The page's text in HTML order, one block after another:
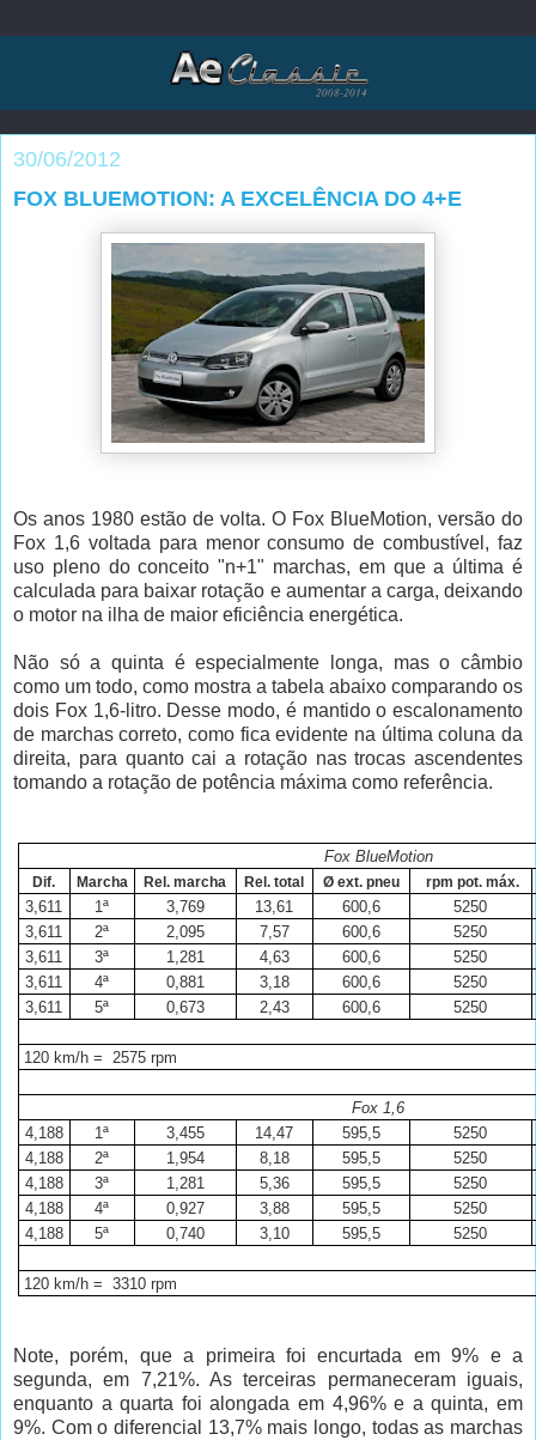
30/06/2012
FOX BLUEMOTION: A EXCELÊNCIA DO 4+E
Os anos 1980 estão de volta. O Fox BlueMotion, versão do
Fox 1,6 voltada para menor consumo de combustível, faz
uso pleno do conceito "n+1" marchas, em que a última é
calculada para baixar rotação e aumentar a carga, deixando
o motor na ilha de maior eficiência energética.
Não só a quinta é especialmente longa, mas o câmbio
como um todo, como mostra a tabela abaixo comparando os
dois Fox 1,6-litro. Desse modo, é mantido o escalonamento
de marchas correto, como fica evidente na última coluna da
direita, para quanto cai a rotação nas trocas ascendentes
tomando a rotação de potência máxima como referência.
Fox BlueMotion
Dif. Marcha Rel. marcha Rel. total Ø ext. pneu rpm pot. máx.
3,611 1ª 3,769 13,61 600,6
5250
3,611
2ª 2,095 7,57 600,6
5250
3,611
3ª 1,281 4,63 600,6
5250
3,611
4ª 0,881 3,18 600,6
5250
3,611
5ª 0,673 2,43 600,6 5250
120 km/h = 2575 rpm
Fox 1,6
4,188
1ª 3,455 14,47 595,5
5250
4,188
2ª 1,954 8,18 595,5
5250
4,188
3ª 1,281 5,36 595,5
5250
4,188
4ª 0,927 3,88 595,5
5250
4,188
5ª 0,740 3,10 595,5 5250
120 km/h = 3310 rpm
Note, porém, que a primeira foi encurtada em 9% e a
segunda, em 7,21%. As terceiras permaneceram iguais,
enquanto a quarta foi alongada em 4,96% e a quinta, em
9%. Com o diferencial 13,7% mais longo, todas as marchas